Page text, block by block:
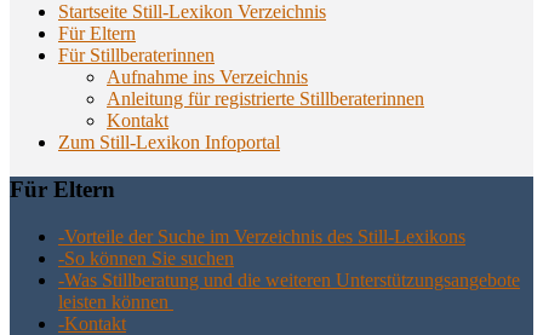
Startseite Still-Lexikon Verzeichnis
Für Eltern
Für Stillberaterinnen
Aufnahme ins Verzeichnis
Anlei­tung für regis­trier­te Stillberaterinnen
Kon­takt
Zum Still-Lexikon Infoportal
Für Eltern
-Vor­tei­le der Suche im Ver­zeich­nis des Still-Lexikons
-So kön­nen Sie suchen
-Was Still­be­ra­tung und die wei­te­ren Unter­stüt­zungs­an­ge­bo­te
leis­ten können
-Kon­takt